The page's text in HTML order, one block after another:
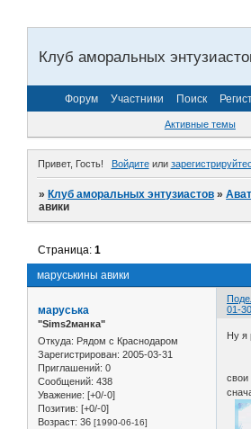
Клуб аморальных
Форум Участники Поиск
Активные темы
Привет, Гость! Войдитеили
»Клуб аморальных энтузиастов »
авики
маруськины авики
Страница:1
01-
маруська
"Sims2манка"
Откуда: Рядом с Краснодаром
Зарегистрирован: 2005-03-31
Приглашений: 0
Сообщений: 438
Уважение: [+0/-0]
Позитив: [+0/-0]
Возраст: 36 [1990-06-16]
Ну я
свои